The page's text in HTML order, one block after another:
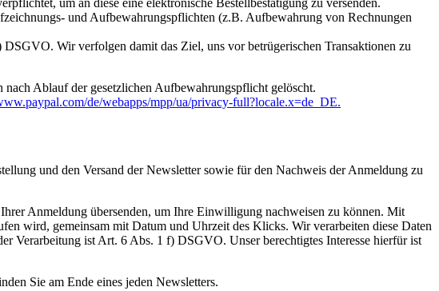
und Aufbewahrungspflichten (z.B. Aufbewahrung von Rechnungen
Wir verfolgen damit das Ziel, uns vor betrügerischen Transaktionen zu
nach Ablauf der gesetzlichen Aufbewahrungspflicht gelöscht.
de/webapps/mpp/ua/privacy-full?locale.x=de_DE.
und den Versand der Newsletter sowie für den Nachweis der Anmeldung zu
Anmeldung übersenden, um Ihre Einwilligung nachweisen zu können. Mit
wird, gemeinsam mit Datum und Uhrzeit des Klicks. Wir verarbeiten diese Daten
Verarbeitung ist Art. 6 Abs. 1 f) DSGVO. Unser berechtigtes Interesse hierfür ist
Sie am Ende eines jeden Newsletters.